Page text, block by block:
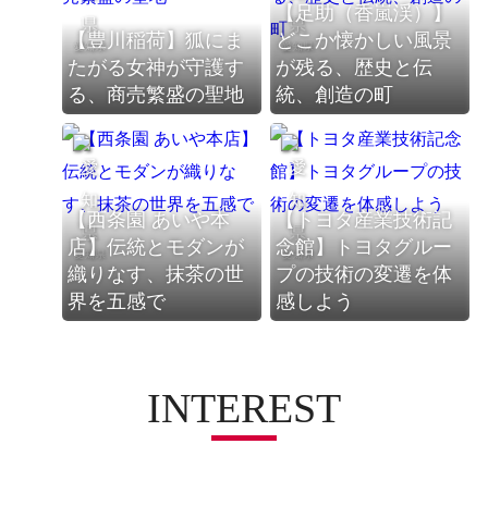
愛知県
【豊川稲荷】狐にま
たがる女神が守護す
る、商売繁盛の聖地
愛知県
【足助（香嵐渓）】
どこか懐かしい風景
が残る、歴史と伝
統、創造の町
愛知県
【西条園 あいや本
店】伝統とモダンが
織りなす、抹茶の世
界を五感で
愛知県
【トヨタ産業技術記
念館】トヨタグルー
プの技術の変遷を体
感しよう
INTEREST